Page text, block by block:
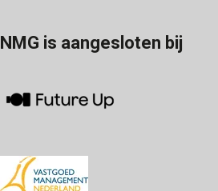
NMG is aangesloten bij